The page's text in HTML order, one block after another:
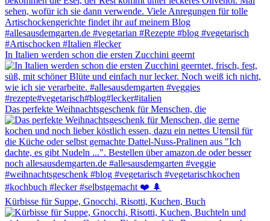
In Italien werden schon die ersten Zucchini geernt
Das perfekte Weihnachtsgeschenk für Menschen, die
Kürbisse für Suppe, Gnocchi, Risotti, Kuchen, Buch